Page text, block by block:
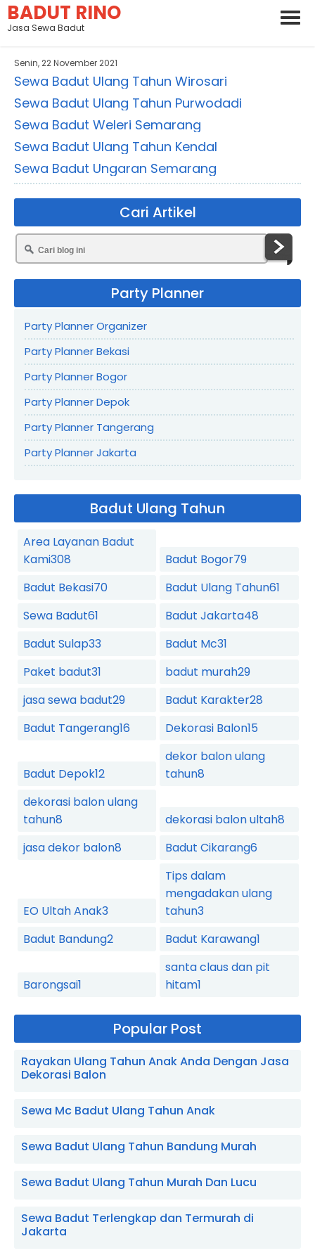
BADUT RINO
Jasa Sewa Badut
Senin, 22 November 2021
Sewa Badut Ulang Tahun Wirosari
Sewa Badut Ulang Tahun Purwodadi
Sewa Badut Weleri Semarang
Sewa Badut Ulang Tahun Kendal
Sewa Badut Ungaran Semarang
Cari Artikel
Party Planner
Party Planner Organizer
Party Planner Bekasi
Party Planner Bogor
Party Planner Depok
Party Planner Tangerang
Party Planner Jakarta
Badut Ulang Tahun
Area Layanan Badut
Kami308 Badut Bogor79
Badut Bekasi70 Badut Ulang Tahun61
Sewa Badut61 Badut Jakarta48
Badut Sulap33 Badut Mc31
Paket badut31 badut murah29
jasa sewa badut29 Badut Karakter28
Badut Tangerang16 Dekorasi Balon15
Badut Depok12
dekor balon ulang
tahun8
dekorasi balon ulang
tahun8 dekorasi balon ultah8
jasa dekor balon8 Badut Cikarang6
EO Ultah Anak3
Tips dalam
mengadakan ulang
tahun3
Badut Bandung2 Badut Karawang1
Barongsai1
santa claus dan pit
hitam1
Popular Post
Rayakan Ulang Tahun Anak Anda Dengan Jasa
Dekorasi Balon
Sewa Mc Badut Ulang Tahun Anak
Sewa Badut Ulang Tahun Bandung Murah
Sewa Badut Ulang Tahun Murah Dan Lucu
Sewa Badut Terlengkap dan Termurah di
Jakarta